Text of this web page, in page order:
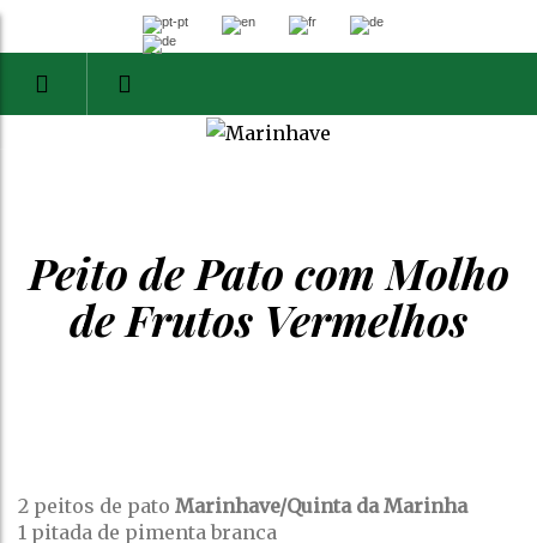
Peito de Pato com Molho
de Frutos Vermelhos
2 peitos de pato Marinhave/Quinta da Marinha
1 pitada de pimenta branca